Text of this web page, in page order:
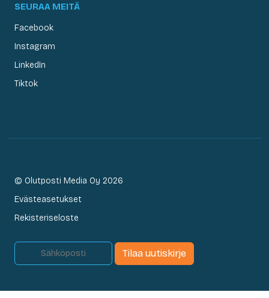
SEURAA MEITÄ
Facebook
Instagram
LinkedIn
Tiktok
© Olutposti Media Oy 2026
Evästeasetukset
Rekisteriseloste
Tilaa uutiskirje